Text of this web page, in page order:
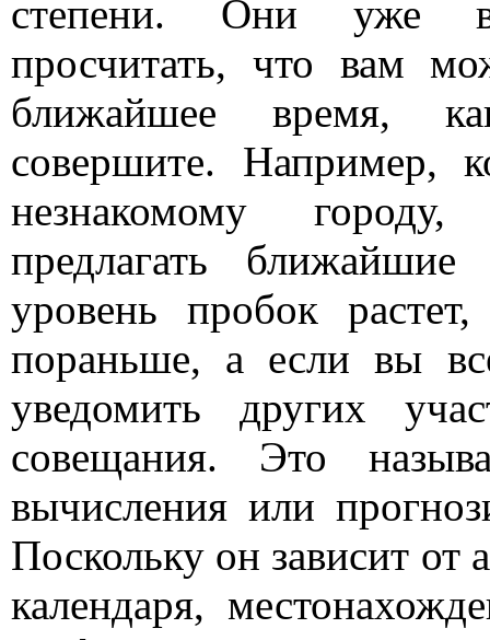
степени. Они уже
просчитать, что вам
ближайшее время,
совершите. Например,
незнакомому
предлагать ближайшие
уровень пробок растет,
пораньше, а если вы
уведомить других
совещания. Это
вычисления или
Поскольку он зависит от
календаря,